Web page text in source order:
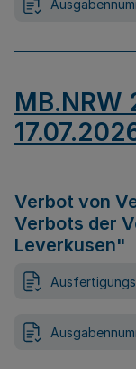
MB.NRW
Verbot von
Verbots der
Leverkusen"